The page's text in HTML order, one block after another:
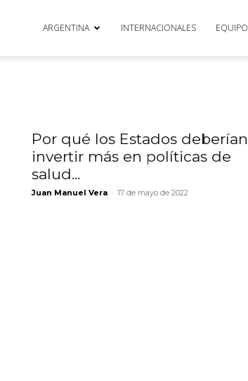
ARGENTINA INTERNACIONALES EQUIPO
Por qué los Estados deberían
invertir más en políticas de
salud...
Juan Manuel Vera - 17 de mayo de 2022